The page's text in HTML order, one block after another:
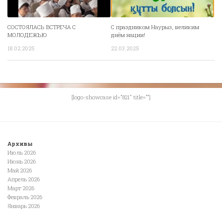
СОСТОЯЛАСЬ ВСТРЕЧА С
МОЛОДЕЖЬЮ
18.02.2025
С праздником Наурыз, великим
днём нации!
22.03.2025
[logo-showcase id="821" title=""]
Архивы
Июль 2026
Июнь 2026
Май 2026
Апрель 2026
Март 2026
Февраль 2026
Январь 2026